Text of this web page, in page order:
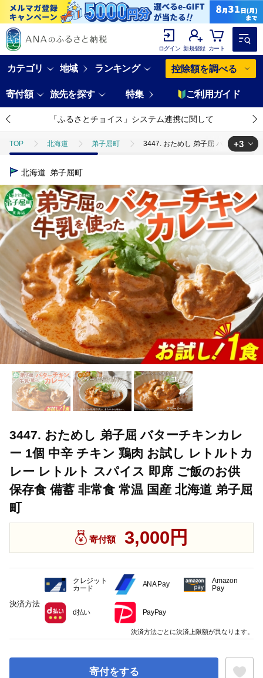
ログイン 新規登録 カート
カテゴリ 地域 ランキング 控除額を調べる
寄付額 旅先を探す 特集 ご利用ガイド
「ふるさとチョイス」システム連携に関して
TOP 北海道 弟子屈町 3447. おためし 弟子屈 バターチキン
TOP
TOP 加工食品 惣菜・レトルト 3447. おためし 弟子屈 バタ
TOP 加工食品 惣菜・レトルト カレー 3447. おため
+3
北海道 弟子屈町
3447. おためし 弟子屈 バターチキンカレ
ー 1個 中辛 チキン 鶏肉 お試し レトルトカ
レー レトルト スパイス 即席 ご飯のお供
保存食 備蓄 非常食 常温 国産 北海道 弟子屈
町
寄付額 3,000円
寄付をする
決済方法
クレジット
カード
ANA Pay
Amazon
Pay
d払い PayPay
決済方法ごとに決済上限額が異なります。